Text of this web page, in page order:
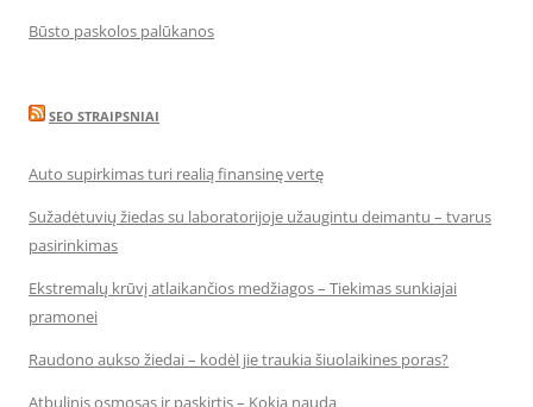
Būsto paskolos palūkanos
SEO STRAIPSNIAI
Auto supirkimas turi realią finansinę vertę
Sužadėtuvių žiedas su laboratorijoje užaugintu deimantu – tvarus
pasirinkimas
Ekstremalų krūvį atlaikančios medžiagos – Tiekimas sunkiajai
pramonei
Raudono aukso žiedai – kodėl jie traukia šiuolaikines poras?
Atbulinis osmosas ir paskirtis – Kokia nauda